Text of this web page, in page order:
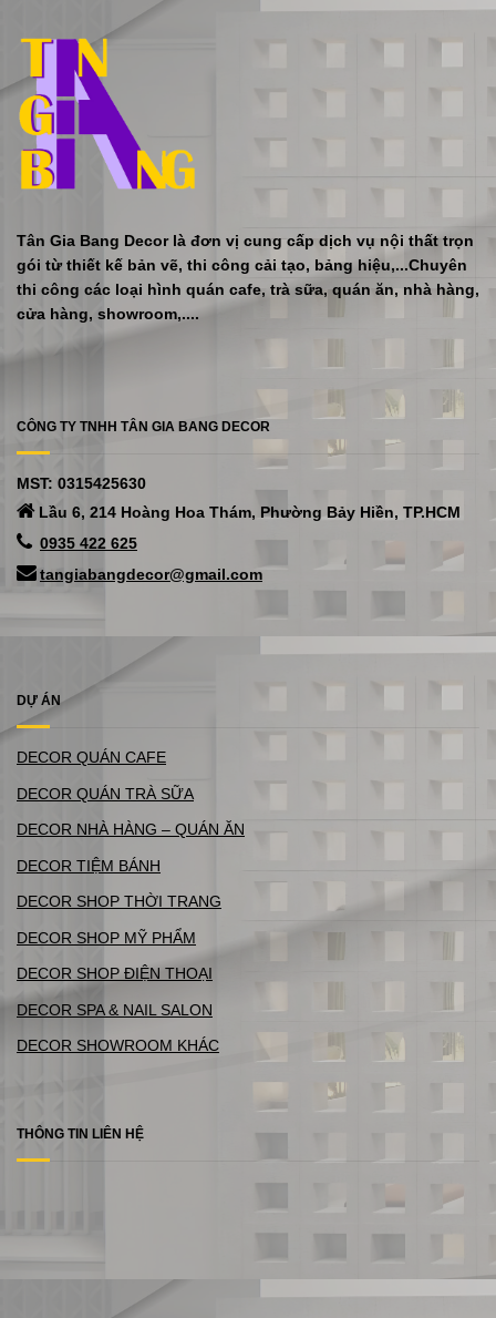
Tân Gia Bang Decor là đơn vị cung cấp dịch vụ nội thất trọn
gói từ thiết kế bản vẽ, thi công cải tạo, bảng hiệu,...Chuyên
thi công các loại hình quán cafe, trà sữa, quán ăn, nhà hàng,
cửa hàng, showroom,....
CÔNG TY TNHH TÂN GIA BANG DECOR
MST: 0315425630
Lầu 6, 214 Hoàng Hoa Thám, Phường Bảy Hiền, TP.HCM
0935 422 625
tangiabangdecor@gmail.com
DỰ ÁN
DECOR QUÁN CAFE
DECOR QUÁN TRÀ SỮA
DECOR NHÀ HÀNG – QUÁN ĂN
DECOR TIỆM BÁNH
DECOR SHOP THỜI TRANG
DECOR SHOP MỸ PHẨM
DECOR SHOP ĐIỆN THOẠI
DECOR SPA & NAIL SALON
DECOR SHOWROOM KHÁC
THÔNG TIN LIÊN HỆ